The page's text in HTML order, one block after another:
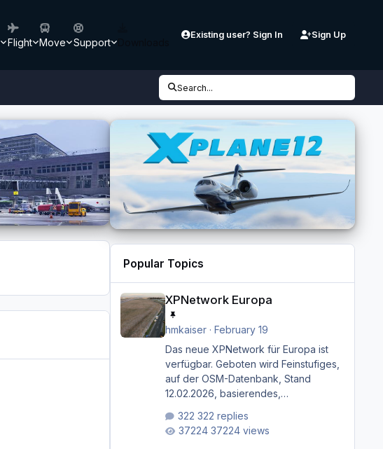
Flight Move Support
Existing user? Sign In Sign Up
Search...
Popular Topics
XPNetwork Europa
XPNetwork Europa
hmkaiser· February 19
Das neue XPNetwork für Europa ist
verfügbar. Geboten wird Feinstufiges,
auf der OSM-Datenbank, Stand
12.02.2026, basierendes,
bestehend aus Autobahnen,
Autostraßen, primären, sekundären,
322 replies
37224 views